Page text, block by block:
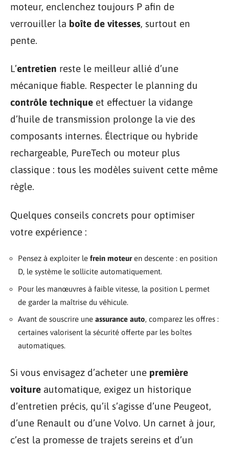
moteur, enclenchez toujours P afin de
verrouiller la boîte de vitesses, surtout en
pente.
L’entretien reste le meilleur allié d’une
mécanique fiable. Respecter le planning du
contrôle technique et effectuer la vidange
d’huile de transmission prolonge la vie des
composants internes. Électrique ou hybride
rechargeable, PureTech ou moteur plus
classique : tous les modèles suivent cette même
règle.
Quelques conseils concrets pour optimiser
votre expérience :
Pensez à exploiter le frein moteuren descente : en position
D, le système le sollicite automatiquement.
Pour les manœuvres à faible vitesse, la position L permet
de garder la maîtrise du véhicule.
Avant de souscrire une assurance auto, comparez les offres :
certaines valorisent la sécurité offerte par les boîtes
automatiques.
Si vous envisagez d’acheter une première
voiture automatique, exigez un historique
d’entretien précis, qu’il s’agisse d’une Peugeot,
d’une Renault ou d’une Volvo. Un carnet à jour,
c’est la promesse de trajets sereins et d’un